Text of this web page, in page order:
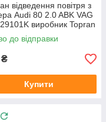
відведення повітря з
Audi 80 2.0 ABK VAG
виробник Topran
до відправки
₴
Купити